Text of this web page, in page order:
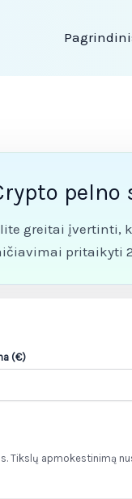
pelno
greitai įvertinti,
pritaikyti
(€)
Tikslų apmokestinimą